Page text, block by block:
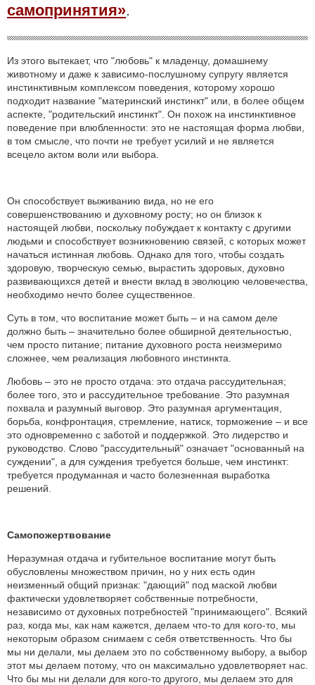
самопринятия».
Из этого вытекает, что "любовь" к младенцу, домашнему
животному и даже к зависимо-послушному супругу является
инстинктивным комплексом поведения, которому хорошо
подходит название "материнский инстинкт" или, в более общем
аспекте, "родительский инстинкт". Он похож на инстинктивное
поведение при влюбленности: это не настоящая форма любви,
в том смысле, что почти не требует усилий и не является
всецело актом воли или выбора.
Он способствует выживанию вида, но не его
совершенствованию и духовному росту; но он близок к
настоящей любви, поскольку побуждает к контакту с другими
людьми и способствует возникновению связей, с которых может
начаться истинная любовь. Однако для того, чтобы создать
здоровую, творческую семью, вырастить здоровых, духовно
развивающихся детей и внести вклад в эволюцию человечества,
необходимо нечто более существенное.
Суть в том, что воспитание может быть – и на самом деле
должно быть – значительно более обширной деятельностью,
чем просто питание; питание духовного роста неизмеримо
сложнее, чем реализация любовного инстинкта.
Любовь – это не просто отдача: это отдача рассудительная;
более того, это и рассудительное требование. Это разумная
похвала и разумный выговор. Это разумная аргументация,
борьба, конфронтация, стремление, натиск, торможение – и все
это одновременно с заботой и поддержкой. Это лидерство и
руководство. Слово "рассудительный" означает "основанный на
суждении", а для суждения требуется больше, чем инстинкт:
требуется продуманная и часто болезненная выработка
решений.
Самопожертвование
Неразумная отдача и губительное воспитание могут быть
обусловлены множеством причин, но у них есть один
неизменный общий признак: "дающий" под маской любви
фактически удовлетворяет собственные потребности,
независимо от духовных потребностей "принимающего". Всякий
раз, когда мы, как нам кажется, делаем что-то для кого-то, мы
некоторым образом снимаем с себя ответственность. Что бы
мы ни делали, мы делаем это по собственному выбору, а выбор
этот мы делаем потому, что он максимально удовлетворяет нас.
Что бы мы ни делали для кого-то другого, мы делаем это для